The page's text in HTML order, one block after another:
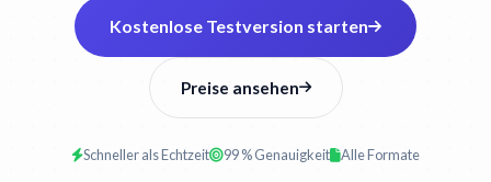
Kostenlose Testversion starten
Preise ansehen
Schneller als Echtzeit 99 % Genauigkeit Alle Formate